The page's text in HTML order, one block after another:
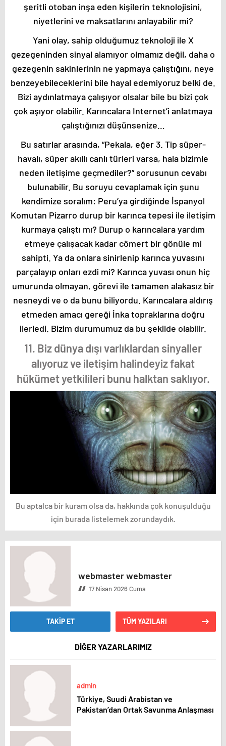
webmaster webmaster
17 Nisan 2026 Cuma
TAKİP ET TÜM YAZILARI
DİĞER YAZARLARIMIZ
admin
Türkiye, Suudi Arabistan ve
Pakistan’dan Ortak Savunma Anlaşması
şeritli otoban inşa eden kişilerin teknolojisini,
niyetlerini ve maksatlarını anlayabilir mi?
Yani olay, sahip olduğumuz teknoloji ile X
gezegeninden sinyal alamıyor olmamız değil, daha o
gezegenin sakinlerinin ne yapmaya çalıştığını, neye
benzeyebileceklerini bile hayal edemiyoruz belki de.
Bizi aydınlatmaya çalışıyor olsalar bile bu bizi çok
çok aşıyor olabilir. Karıncalara Internet’i anlatmaya
çalıştığınızı düşünsenize…
Bu satırlar arasında, “Pekala, eğer 3. Tip süper-
havalı, süper akıllı canlı türleri varsa, hala bizimle
neden iletişime geçmediler?” sorusunun cevabı
bulunabilir. Bu soruyu cevaplamak için şunu
kendimize soralım: Peru’ya girdiğinde İspanyol
Komutan Pizarro durup bir karınca tepesi ile iletişim
kurmaya çalıştı mı? Durup o karıncalara yardım
etmeye çalışacak kadar cömert bir gönüle mi
sahipti. Ya da onlara sinirlenip karınca yuvasını
parçalayıp onları ezdi mi? Karınca yuvası onun hiç
umurunda olmayan, görevi ile tamamen alakasız bir
nesneydi ve o da bunu biliyordu. Karıncalara aldırış
etmeden amacı gereği İnka topraklarına doğru
ilerledi. Bizim durumumuz da bu şekilde olabilir.
11. Biz dünya dışı varlıklardan sinyaller
alıyoruz ve iletişim halindeyiz fakat
hükümet yetkilileri bunu halktan saklıyor.
Bu aptalca bir kuram olsa da, hakkında çok konuşulduğu
için burada listelemek zorundaydık.